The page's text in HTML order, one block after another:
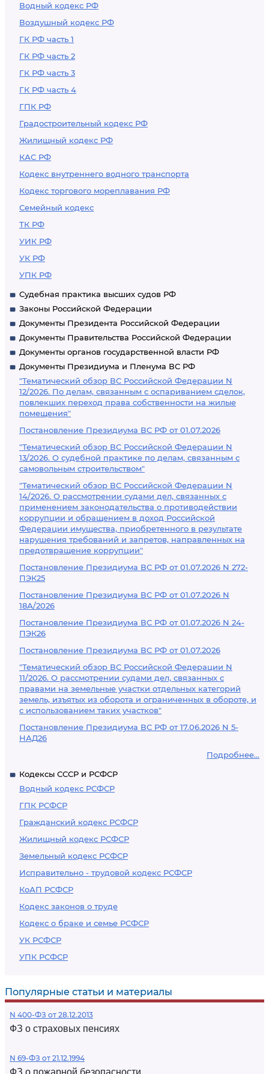
Водный кодекс РФ
Воздушный кодекс РФ
ГК РФ часть 1
ГК РФ часть 2
ГК РФ часть 3
ГК РФ часть 4
ГПК РФ
Градостроительный кодекс РФ
Жилищный кодекс РФ
КАС РФ
Кодекс внутреннего водного транспорта
Кодекс торгового мореплавания РФ
Семейный кодекс
ТК РФ
УИК РФ
УК РФ
УПК РФ
Судебная практика высших судов РФ
Законы Российской Федерации
Документы Президента Российской Федерации
Документы Правительства Российской Федерации
Документы органов государственной власти РФ
Документы Президиума и Пленума ВС РФ
"Тематический обзор ВС Российской Федерации N
12/2026. По делам, связанным с оспариванием сделок,
повлекших переход права собственности на жилые
помещения"
Постановление Президиума ВС РФ от 01.07.2026
"Тематический обзор ВС Российской Федерации N
13/2026. О судебной практике по делам, связанным с
самовольным строительством"
"Тематический обзор ВС Российской Федерации N
14/2026. О рассмотрении судами дел, связанных с
применением законодательства о противодействии
коррупции и обращением в доход Российской
Федерации имущества, приобретенного в результате
нарушения требований и запретов, направленных на
предотвращение коррупции"
Постановление Президиума ВС РФ от 01.07.2026 N 272-
ПЭК25
Постановление Президиума ВС РФ от 01.07.2026 N
18А/2026
Постановление Президиума ВС РФ от 01.07.2026 N 24-
ПЭК26
Постановление Президиума ВС РФ от 01.07.2026
"Тематический обзор ВС Российской Федерации N
11/2026. О рассмотрении судами дел, связанных с
правами на земельные участки отдельных категорий
земель, изъятых из оборота и ограниченных в обороте, и
с использованием таких участков"
Постановление Президиума ВС РФ от 17.06.2026 N 5-
НАД26
Подробнее...
Кодексы СССР и РСФСР
Водный кодекс РСФСР
ГПК РСФСР
Гражданский кодекс РСФСР
Жилищный кодекс РСФСР
Земельный кодекс РСФСР
Исправительно - трудовой кодекс РСФСР
КоАП РСФСР
Кодекс законов о труде
Кодекс о браке и семье РСФСР
УК РСФСР
УПК РСФСР
Популярные статьи и материалы
N 400-ФЗ от 28.12.2013
ФЗ о страховых пенсиях
N 69-ФЗ от 21.12.1994
ФЗ о пожарной безопасности